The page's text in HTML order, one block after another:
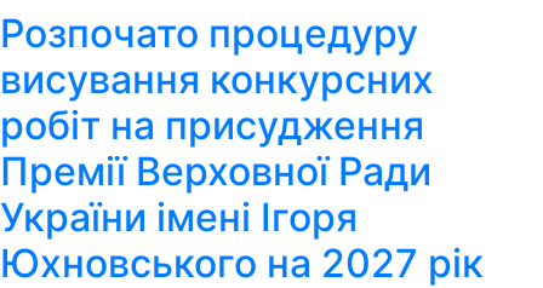
Розпочато процедуру
висування конкурсних
робіт на присудження
Премії Верховної Ради
України імені Ігоря
Юхновського на 2027 рік